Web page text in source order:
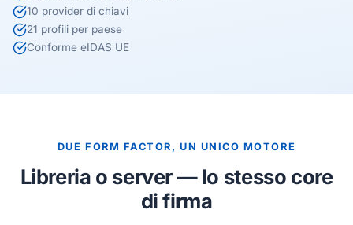
10 provider di chiavi
21 profili per paese
Conforme eIDAS UE
DUE FORM FACTOR, UN UNICO MOTORE
Libreria o server — lo stesso core
di firma